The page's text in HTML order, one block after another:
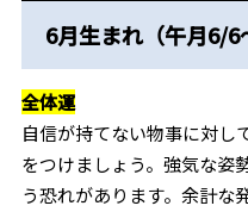
6月生まれ（午月6/
全体運
自信が持てない物事に対し
をつけましょう。強気な姿
う恐れがあります。余計な